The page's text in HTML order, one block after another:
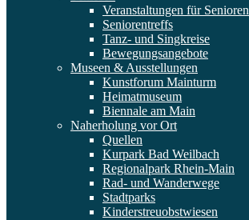
Veranstaltungen für Senioren
Seniorentreffs
Tanz- und Singkreise
Bewegungsangebote
Museen & Ausstellungen
Kunstforum Mainturm
Heimatmuseum
Biennale am Main
Naherholung vor Ort
Quellen
Kurpark Bad Weilbach
Regionalpark Rhein-Main
Rad- und Wanderwege
Stadtparks
Kinderstreuobstwiesen